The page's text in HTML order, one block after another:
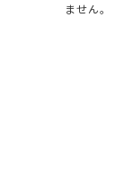
ません。